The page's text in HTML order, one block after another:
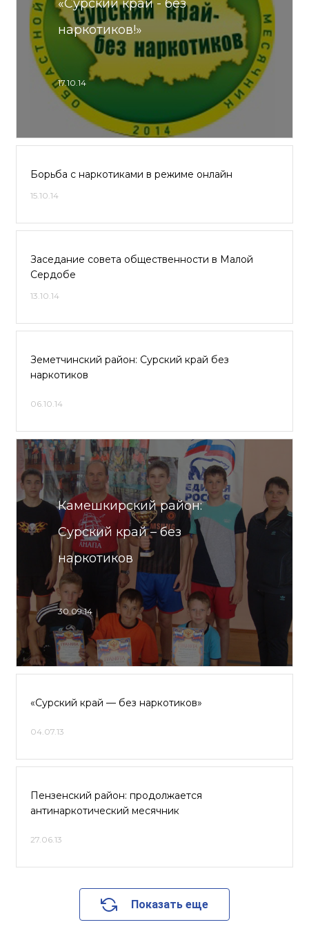
«Сурский край - без
наркотиков!»
17.10.14
Борьба с наркотиками в режиме онлайн
15.10.14
Заседание совета общественности в Малой
Сердобе
13.10.14
Земетчинский район: Сурский край без
наркотиков
06.10.14
Камешкирский район:
Сурский край – без
наркотиков
30.09.14
«Сурский край — без наркотиков»
04.07.13
Пензенский район: продолжается
антинаркотический месячник
27.06.13
Показать еще